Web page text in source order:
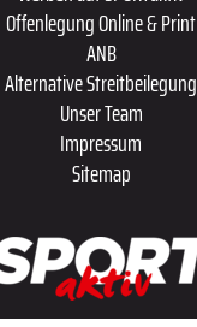
Offenlegung Online & Print
ANB
Alternative Streitbeilegung
Unser Team
Impressum
Sitemap